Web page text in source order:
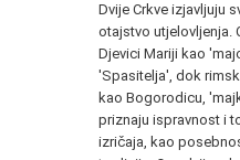
Dvije Crkve izjavljuju
otajstvo utjelovljenja.
Djevici Mariji kao
'Spasitelja', dok
kao Bogorodicu,
priznaju ispravnost i
izričaja, kao